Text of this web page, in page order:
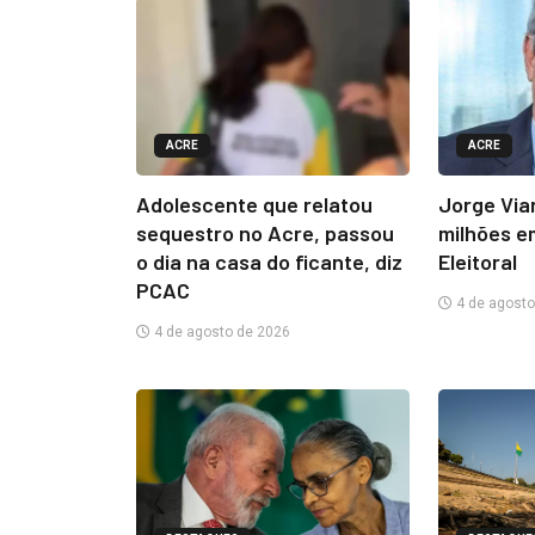
ACRE
Adolescente que relatou
sequestro no Acre, passou
o dia na casa do ficante, diz
PCAC
4 de agosto de 2026
ACRE
Jorge
milhões
Eleitoral
4 de